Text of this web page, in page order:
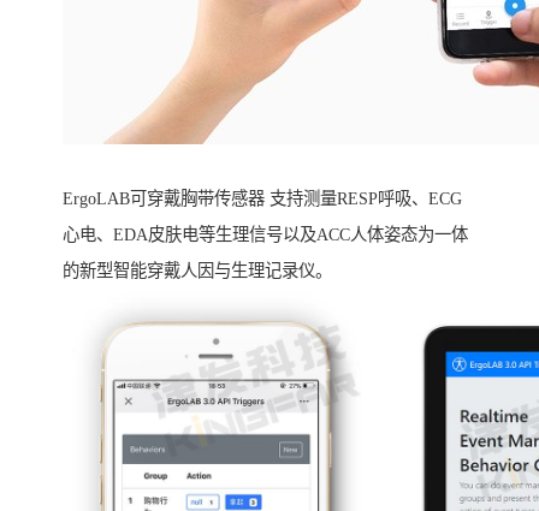
ErgoLAB可穿戴胸带传感器 支持测量RESP呼吸、ECG
心电、EDA皮肤电等生理信号以及ACC人体姿态为一体
的新型智能穿戴人因与生理记录仪。